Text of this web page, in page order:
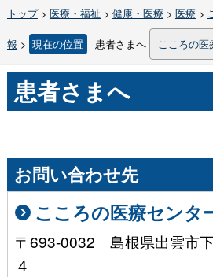
トップ> 医療・福祉 > 健康・医療 > 医療 >
報 > 現在の位置 患者さまへ こころの医
患者さまへ
お問い合わせ先
こころの医療センタ
〒693-0032 島根県出雲市
４